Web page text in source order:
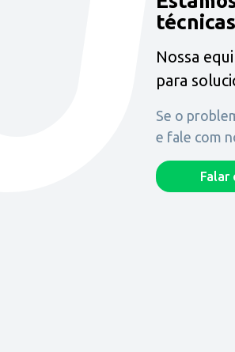
Nossa
para
Se o
e fale com
Falar